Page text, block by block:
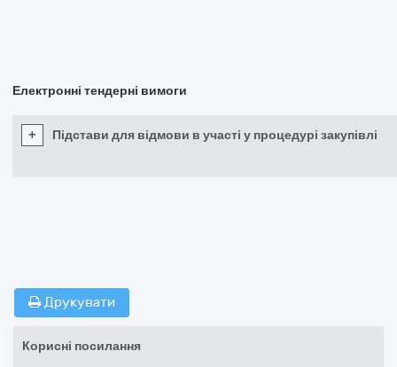
Електронні тендерні вимоги
+ Підстави для відмови в участі у процедурі закупівлі
Друкувати
Корисні посилання